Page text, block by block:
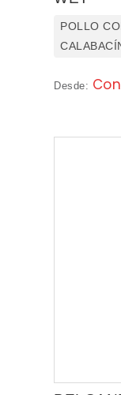
POLLO
Desde: